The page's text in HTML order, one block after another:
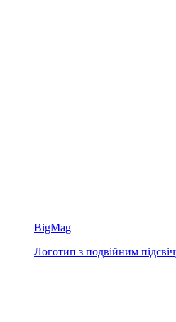
BigMag
Логотип з подвійним